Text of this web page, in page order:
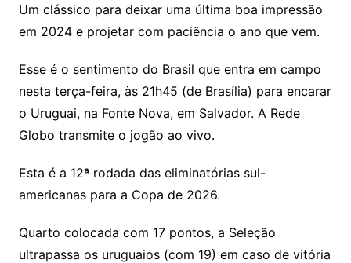
Um clássico para deixar uma última boa impressão
em 2024 e projetar com paciência o ano que vem.
Esse é o sentimento do Brasil que entra em campo
nesta terça-feira, às 21h45 (de Brasília) para encarar
o Uruguai, na Fonte Nova, em Salvador. A Rede
Globo transmite o jogão ao vivo.
Esta é a 12ª rodada das eliminatórias sul-
americanas para a Copa de 2026.
Quarto colocada com 17 pontos, a Seleção
ultrapassa os uruguaios (com 19) em caso de vitória